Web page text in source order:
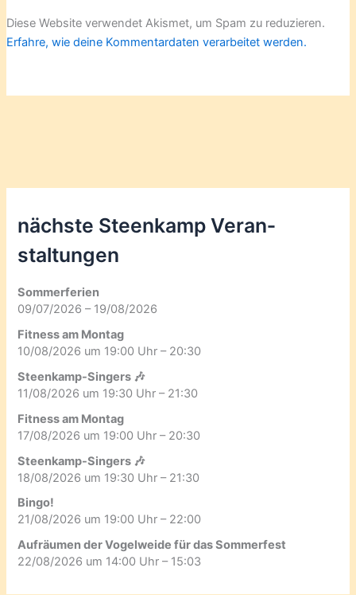
Diese Website verwendet Akismet, um Spam zu reduzieren.
Erfahre, wie deine Kommentardaten verarbeitet werden.
nächste Steenkamp Veran­
staltungen
Sommerferien
09/07/2026 – 19/08/2026
Fitness am Montag
10/08/2026 um 19:00 Uhr – 20:30
Steenkamp-Singers 🎶
11/08/2026 um 19:30 Uhr – 21:30
Fitness am Montag
17/08/2026 um 19:00 Uhr – 20:30
Steenkamp-Singers 🎶
18/08/2026 um 19:30 Uhr – 21:30
Bingo!
21/08/2026 um 19:00 Uhr – 22:00
Aufräumen der Vogelweide für das Sommerfest
22/08/2026 um 14:00 Uhr – 15:03